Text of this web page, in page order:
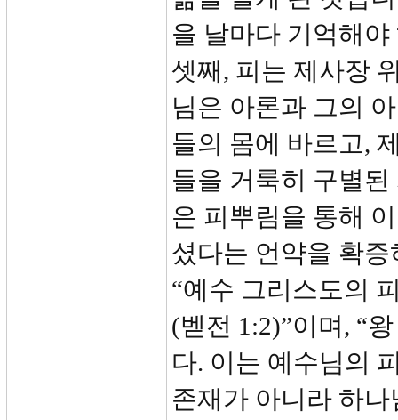
을 날마다 기억해
셋째, 피는 제사장
님은 아론과 그의
들의 몸에 바르고,
들을 거룩히 구별
은 피뿌림을 통해
셨다는 언약을 확
“예수 그리스도의
(벧전 1:2)”이며, “
다. 이는 예수님의
존재가 아니라 하